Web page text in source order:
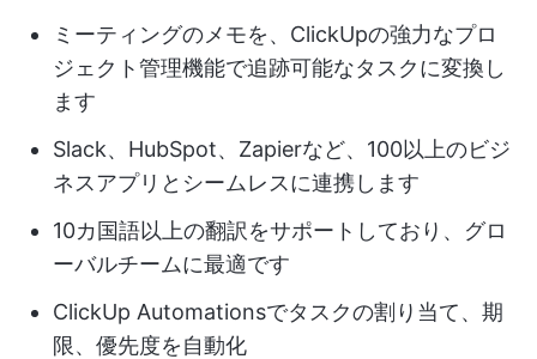
ミーティングのメモを、ClickUpの強力なプロ
ジェクト管理機能で追跡可能なタスクに変換し
ます
Slack、HubSpot、Zapierなど、100以上のビジ
ネスアプリとシームレスに連携します
10カ国語以上の翻訳をサポートしており、グロ
ーバルチームに最適です
ClickUp Automationsでタスクの割り当て、期
限、優先度を自動化